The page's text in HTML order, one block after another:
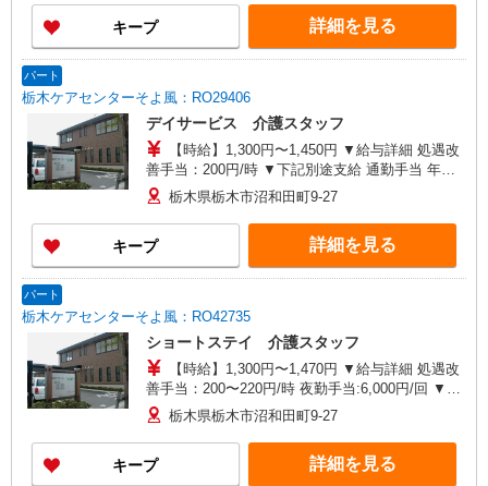
善手当は試用期間中(3ヶ月)は支給なし
キープ 詳細を見る
パート
栃木ケアセンターそよ風：RO29406
デイサービス 介護スタッフ
【時給】1,300円〜1,450円 ▼給与詳細 処遇改
善手当：200円/時 ▼下記別途支給 通勤手当 年末
年始手当：380円/時 寸志あり：年2回（6月・12
月） ※業績による ※処遇改善手当は試用期間中(3
ヶ月)は支給なし
栃木県栃木市沼和田町9-27
キープ 詳細を見る
パート
栃木ケアセンターそよ風：RO42735
ショートステイ 介護スタッフ
【時給】1,300円〜1,470円 ▼給与詳細 処遇改
善手当：200〜220円/時 夜勤手当:6,000円/回 ▼下
記別途支給 通勤手当 年末年始手当：380円/時 寸
志あり：年2回（6月・12月） ※業績による ※処
遇改善手当は試用期間中(3ヶ月)は支給なし
栃木県栃木市沼和田町9-27
キープ 詳細を見る